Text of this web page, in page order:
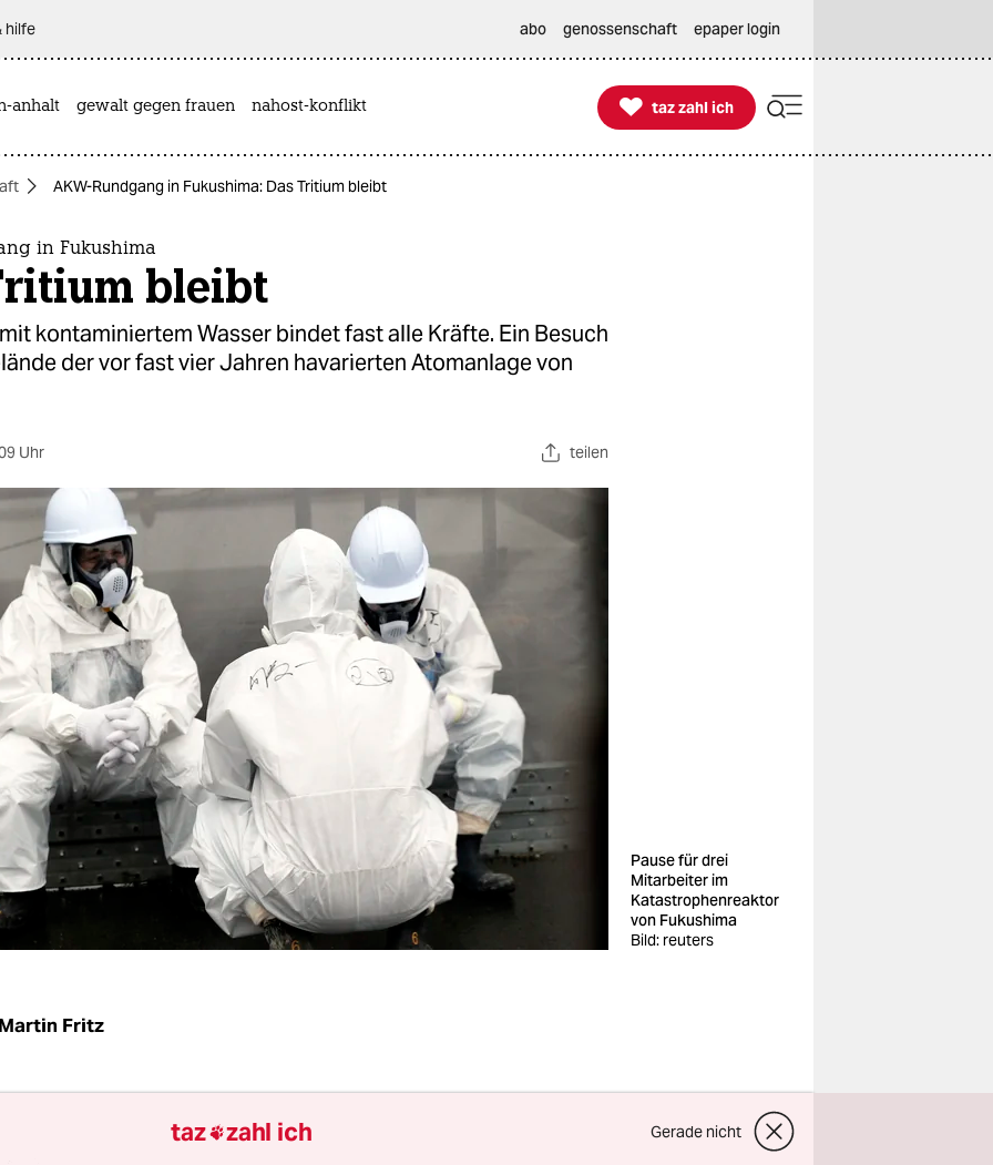
hilfe abo genossenschaft epaper login
anhalt gewalt gegen frauen nahost-konflikt 
taz zahl ich
taz zahl ich
AKW-Rundgang in Fukushima: Das Tritium bleibt
in Fukushima
bleibt
kontaminiertem Wasser bindet fast alle Kräfte. Ein Besuch
der vor fast vier Jahren havarierten Atomanlage von
Uhr teilen
Pause für drei
Mitarbeiter im
Katastrophenreaktor
von Fukushima
Bild: reuters
Martin Fritz
| Das zerstörte Atomkraftwerk erinnert an diesem
Novembertag an ein Wimmelbild von Ali Mitgutsch: Die
taz zahl ich Gerade nicht